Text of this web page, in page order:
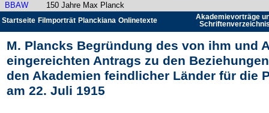
BBAW 150 Jahre Max Planck
Startseite Filmporträt Planckiana Onlinetexte
Akademievorträge
M. Plancks Begründung des von ihm und
eingereichten Antrags zu den
den Akademien feindlicher Länder für die
am 22. Juli 1915